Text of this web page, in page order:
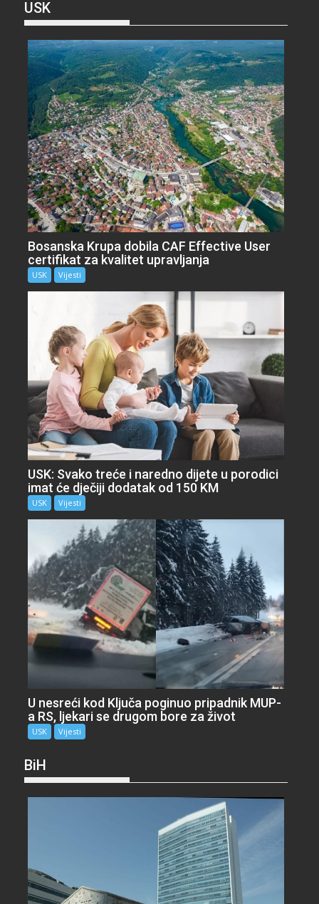
USK
Bosanska Krupa dobila CAF Effective User
certifikat za kvalitet upravljanja
USK Vijesti
USK: Svako treće i naredno dijete u porodici
imat će dječiji dodatak od 150 KM
USK Vijesti
U nesreći kod Ključa poginuo pripadnik MUP-
a RS, ljekari se drugom bore za život
USK Vijesti
BiH